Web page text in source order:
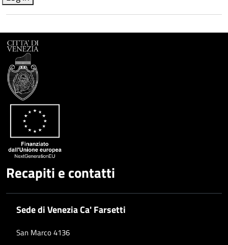
Recapiti e contatti
Sede di Venezia Ca' Farsetti
San Marco 4136